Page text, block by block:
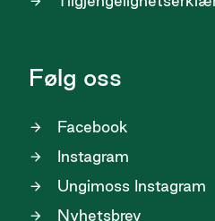
Følg oss
Facebook
Instagram
Ungimoss Instagram
Nyhetsbrev